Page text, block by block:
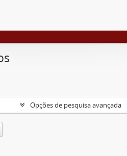
Opções de pesquisa avançada